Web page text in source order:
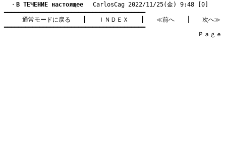
・ B ТЕЧЕНИЕ настоящее CarlosCag 2022/11/25(金) 9:48 [0]
━━━━━━━━━━━━━━━━━━━━━━━━━━━━━━━━━━━━━━━━
通常モードに戻る
ＩＮＤＥＸ ≪前へ
次へ≫
━━━━━━━━━━━━━━━━━━━━━━━━━━━━━━━━━━━━━━━━
Ｐａｇｅ